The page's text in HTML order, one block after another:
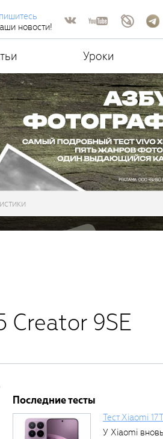
новости!
Уроки
Creator 9SE
Последние тесты
Тест Xiaomi
У Xiaomi вновь